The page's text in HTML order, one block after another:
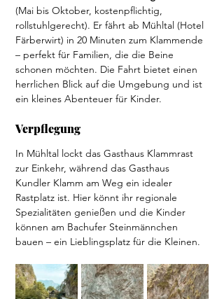
(Mai bis Oktober, kostenpflichtig,
rollstuhlgerecht). Er fährt ab Mühltal (Hotel
Färberwirt) in 20 Minuten zum Klammende
– perfekt für Familien, die die Beine
schonen möchten. Die Fahrt bietet einen
herrlichen Blick auf die Umgebung und ist
ein kleines Abenteuer für Kinder.
Verpflegung
In Mühltal lockt das Gasthaus Klammrast
zur Einkehr, während das Gasthaus
Kundler Klamm am Weg ein idealer
Rastplatz ist. Hier könnt ihr regionale
Spezialitäten genießen und die Kinder
können am Bachufer Steinmännchen
bauen – ein Lieblingsplatz für die Kleinen.